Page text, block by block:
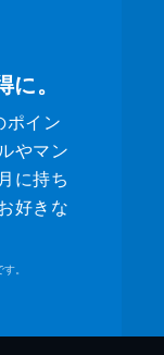
。
ポイン
やマン
に持ち
好きな
。